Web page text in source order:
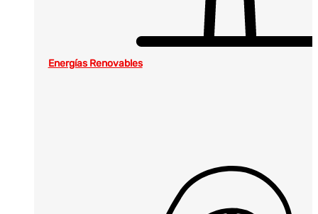
Energías Renovables